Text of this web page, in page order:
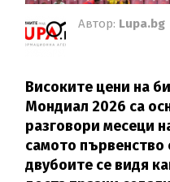
Автор: Lupa.bg
Високите цени на
Мондиал 2026 са
разговори месеци
самото първенство
двубоите се видя